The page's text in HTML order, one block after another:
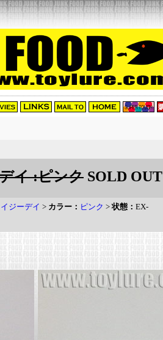
イ :ピンク SOLD OUT
イジーデイ > カラー： ピンク >状態： EX-